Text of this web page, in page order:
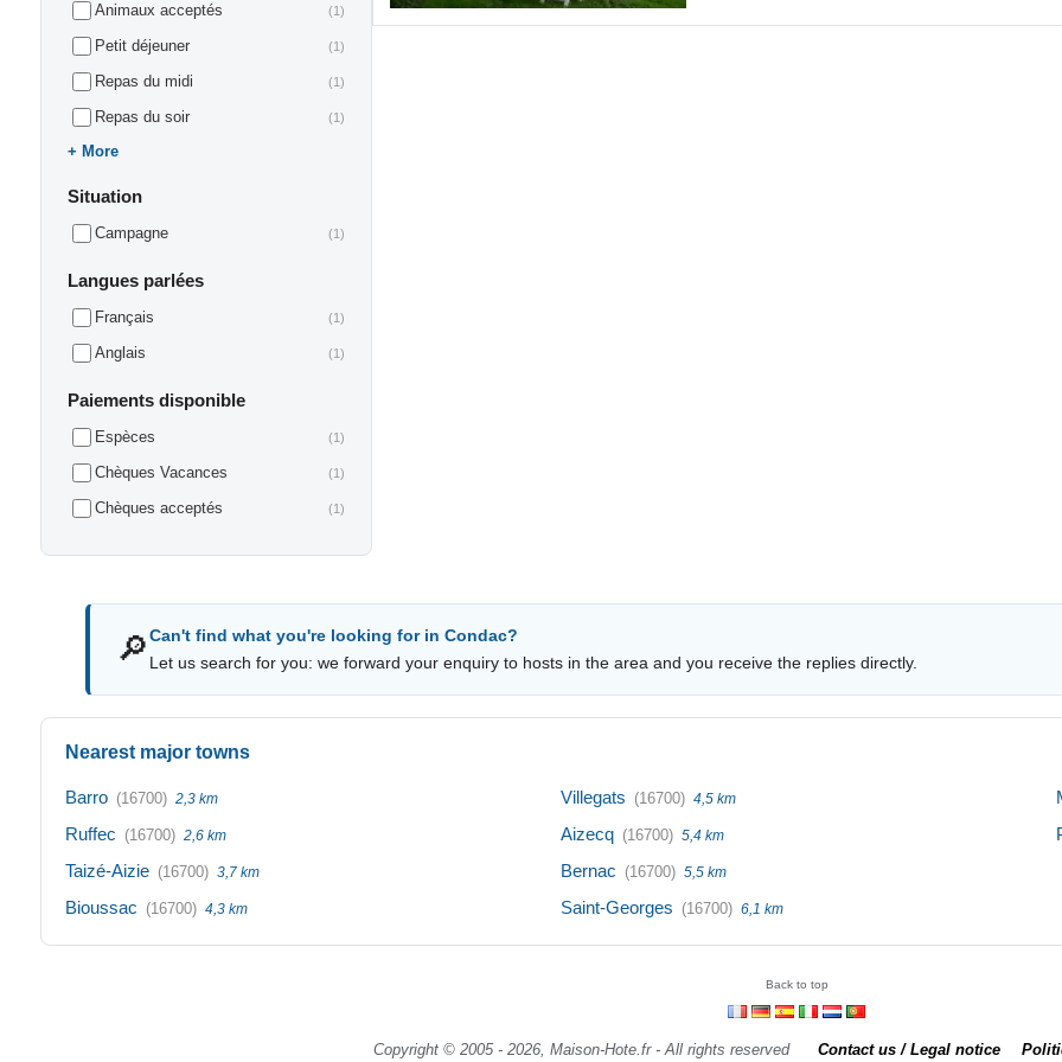
Animaux acceptés (1)
Petit déjeuner (1)
Repas du midi (1)
Repas du soir (1)
More
Situation
Campagne (1)
Langues parlées
Français (1)
Anglais (1)
Paiements disponible
Espèces (1)
Chèques Vacances (1)
Chèques acceptés (1)
🔎Can't find what you're looking for in Condac?
Let us search for you: we forward your enquiry to hosts in the area and you receive the replies directly.
Nearest major towns
Barro (16700) 2,3 km
Ruffec (16700) 2,6 km
Taizé-Aizie (16700) 3,7 km
Bioussac (16700) 4,3 km
Villegats (16700) 4,5 km
Aizecq (16700) 5,4 km
Bernac (16700) 5,5 km
Saint-Georges (16700) 6,1 km
Back to top
Copyright © 2005 - 2026, Maison-Hote.fr - All rights reserved Contact us / Legal notice